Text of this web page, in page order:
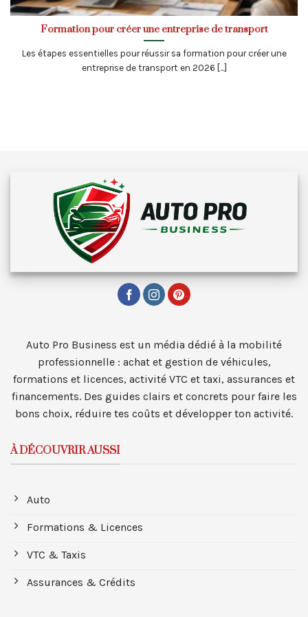
Formation pour créer une entreprise de transport
Les étapes essentielles pour réussir sa formation pour créer une
entreprise de transport en 2026 [...]
Auto Pro Business est un média dédié à la mobilité
professionnelle : achat et gestion de véhicules,
formations et licences, activité VTC et taxi, assurances et
financements. Des guides clairs et concrets pour faire les
bons choix, réduire tes coûts et développer ton activité.
À DÉCOUVRIR AUSSI
Auto
Formations & Licences
VTC & Taxis
Assurances & Crédits